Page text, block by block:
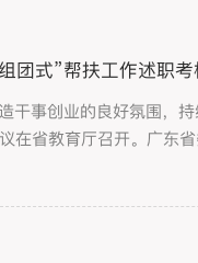
团式”帮扶工作述职
干事创业的良好氛围，
在省教育厅召开。广东